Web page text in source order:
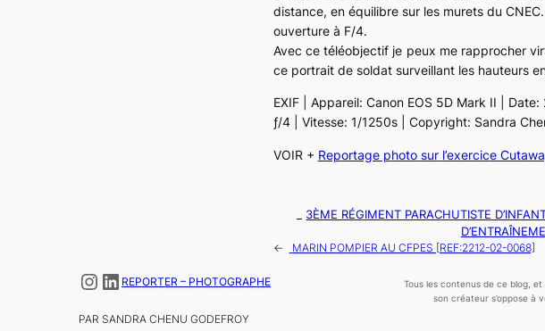
distance, en équilibre sur les murets du
ouverture à F/4.
Avec ce téléobjectif je peux me rapprocher
ce portrait de soldat surveillant les hauteurs
EXIF | Appareil: Canon EOS 5D Mark II |
ƒ/4 | Vitesse: 1/1250s | Copyright: Sandra
VOIR + Reportage photo sur l’exercice
3ÈME RÉGIMENT PARACHUTISTE
←
MARIN POMPIER AU CFPES [REF:2212-02-0068]
Instagram LinkedIn REPORTER – PHOTOGRAPHE
PAR SANDRA CHENU GODEFROY
Tous les contenus de ce blog,
son créateur s’oppose à